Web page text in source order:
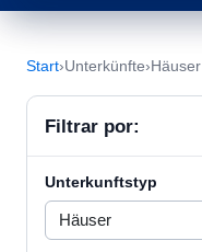
Start›Unterkünfte›Häuser
Filtrar por:
Unterkunftstyp